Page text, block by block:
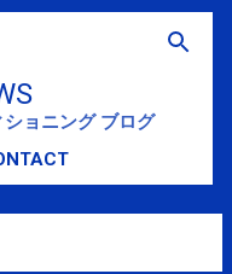
ョニング ブログ